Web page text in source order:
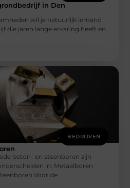
in Den
wil je natuurlijk iemand
die jaren lange ervaring heeft en
BEDRIJVEN
beton- en steenboren zijn
in: Metaalboren
Voor de